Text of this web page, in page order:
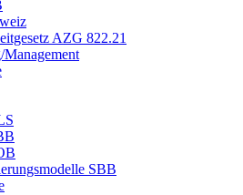
AZG 822.21
Management
SBB